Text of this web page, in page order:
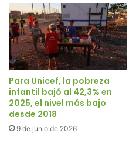
Para Unicef, la pobreza
infantil bajó al 42,3% en
2025, el nivel más bajo
desde 2018
9 de junio de 2026